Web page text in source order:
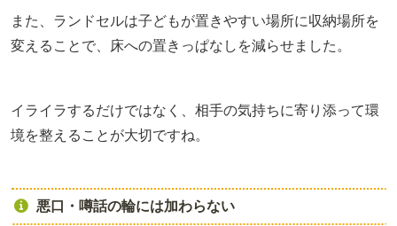
また、ランドセルは子どもが置きやすい場所に収納場所を
変えることで、床への置きっぱなしを減らせました。
イライラするだけではなく、相手の気持ちに寄り添って環
境を整えることが大切ですね。
悪口・噂話の輪には加わらない